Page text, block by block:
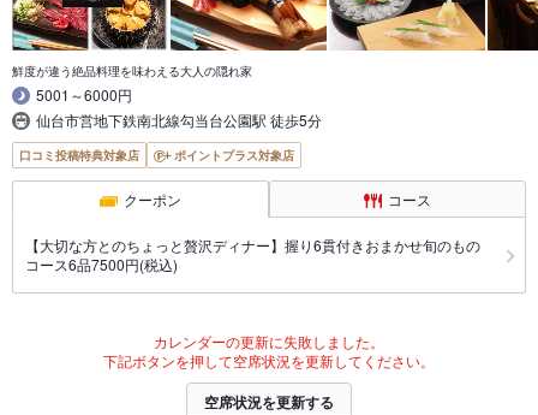
鮮度が違う絶品料理を味わえる大人の隠れ家
5001～6000円
仙台市営地下鉄南北線勾当台公園駅 徒歩5分
口コミ投稿特典対象店 ポイントプラス対象店
クーポン コース
【大切な方とのちょっと贅沢ディナー】握り6貫付きおまかせ旬のもの
コース6品7500円(税込)
カレンダーの更新に失敗しました。
下記ボタンを押して空席状況を更新してください。
空席状況を更新する